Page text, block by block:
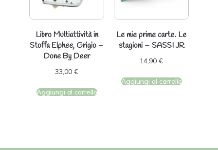
Libro Multiattività in
Stoffa Elphee, Grigio –
Done By Deer
33,00 €
Aggiungi al carrello
Le mie prime carte. Le
stagioni – SASSI JR
14,90 €
Aggiungi al carrello